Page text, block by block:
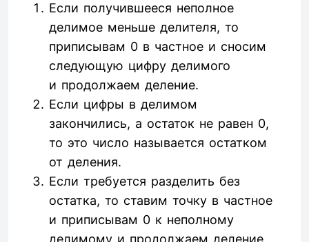
Если получившееся неполное
делимое меньше делителя, то
приписывам 0 в частное и сносим
следующую цифру делимого
и продолжаем деление.
Если цифры в делимом
закончились, а остаток не равен 0,
то это число называется остатком
от деления.
Если требуется разделить без
остатка, то ставим точку в частное
и приписывам 0 к неполному
делимому и продолжаем деление.